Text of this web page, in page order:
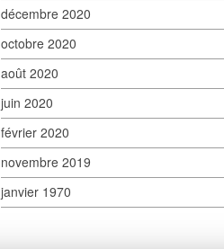
décembre 2020
octobre 2020
août 2020
juin 2020
février 2020
novembre 2019
janvier 1970